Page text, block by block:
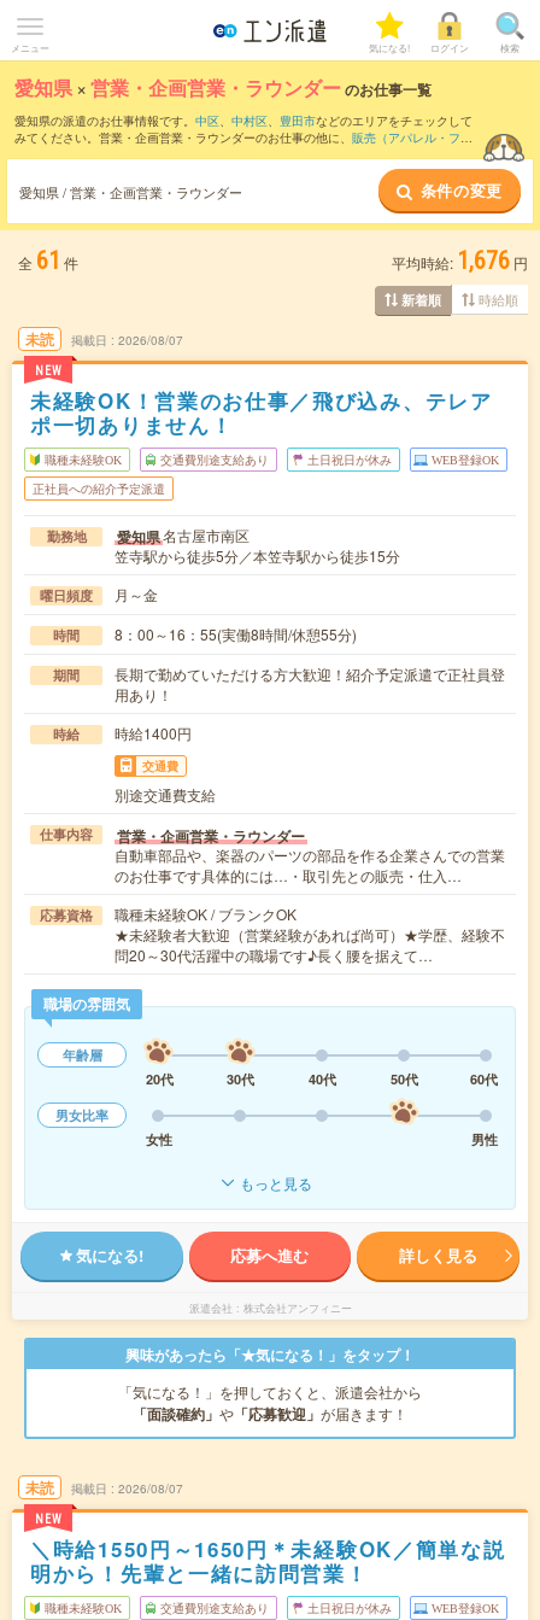
メニュー 気になる! ログイン 検索
愛知県 ×営業・企画営業・ラウンダーのお仕事一覧
愛知県の派遣のお仕事情報です。 中区、 中村区、 豊田市などのエリアをチェックして
みてください。営業・企画営業・ラウンダーのお仕事の他に、 販売（アパレル・ファ
などを取り揃えています。さらに、短期・
単発などの期間や、職種未経験OKなどのこだわり条件で絞り込んでいただけます。職
種辞典：
営業・企画営業・ラウンダーのお仕事とは？とは？
愛知県 / 営業・企画営業・ラウンダー 条件の変更
全 61 件 平均時給: 1,676 円
新着順 時給順
未読
NEW
掲載日 2026/08/07
未経験OK！営業のお仕事／飛び込み、テレア
ポ一切ありません！
職種未経験OK 交通費別途支給あり 土日祝日が休み WEB登録OK
正社員への紹介予定派遣
勤務地 愛知県名古屋市南区
笠寺駅から徒歩5分／本笠寺駅から徒歩15分
曜日頻度 月～金
時間 8：00～16：55(実働8時間/休憩55分)
期間
長期で勤めていただける方大歓迎！紹介予定派遣で正社員登
用あり！
時給 時給1400円
交通費
別途交通費支給
仕事内容 営業・企画営業・ラウンダー
自動車部品や、楽器のパーツの部品を作る企業さんでの営業
のお仕事です具体的には…・取引先との販売・仕入…
応募資格
職種未経験OK / ブランクOK
★未経験者大歓迎（営業経験があれば尚可）★学歴、経験不
問20～30代活躍中の職場です♪長く腰を据えて…
職場の雰囲気
年齢層
20代
30代 40代 50代
60代
男女比率
女性
男性
もっと見る
気になる! 応募へ進む 詳しく見る
派遣会社 株式会社アンフィニー
興味があったら「★気になる！」をタップ！
「気になる！」を押しておくと、派遣会社から
「面談確約」 や 「応募歓迎」 が届きます！
未読
NEW
掲載日 2026/08/07
＼時給1550円～1650円＊未経験OK／簡単な説
明から！先輩と一緒に訪問営業！
職種未経験OK 交通費別途支給あり 土日祝日が休み WEB登録OK